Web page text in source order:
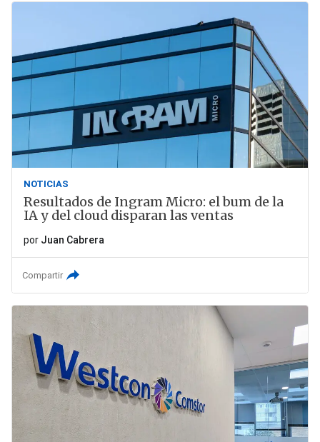
NOTICIAS
Resultados de Ingram Micro: el bum de la
IA y del cloud disparan las ventas
por Juan Cabrera
Compartir